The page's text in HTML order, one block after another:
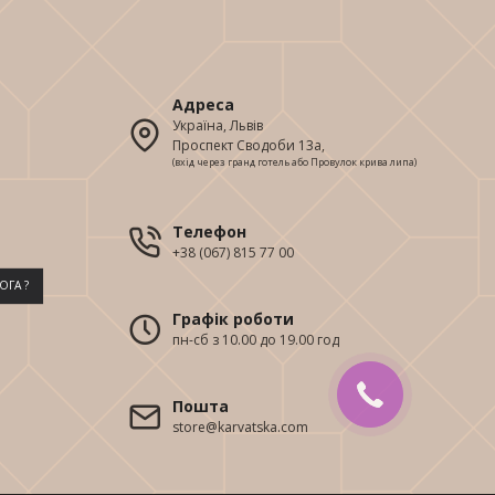
?
Адреса
Україна, Львів
Проспект Сводоби 13а,
(вхід через гранд готель або Провулок крива липа)
Телефон
+38 (067) 815 77 00
Графік роботи
пн-сб з 10.00 до 19.00 год
Пошта
store@karvatska.com